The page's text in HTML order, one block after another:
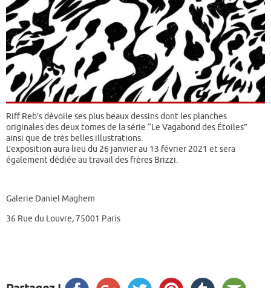
Riff Reb’s dévoile ses plus beaux dessins dont les planches
originales des deux tomes de la série “Le Vagabond des Étoiles”
ainsi que de très belles illustrations.
L’exposition aura lieu du 26 janvier au 13 février 2021 et sera
également dédiée au travail des frères Brizzi.
Galerie Daniel Maghem
36 Rue du Louvre, 75001 Paris